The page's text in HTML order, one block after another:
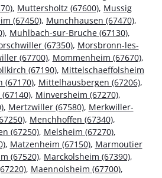
, Muttersholtz (67600), Mussig
(67450), Munchhausen (67470),
, Muhlbach-sur-Bruche (67130),
(67350), Morsbronn-les-
(67700), Mommenheim (67670),
(67190), Mittelschaeffolsheim
(67170), Mittelhausbergen (67206),
, Minversheim (67270),
, Mertzwiller (67580), Merkwiller-
, Menchhoffen (67340),
(67250), Melsheim (67270),
, Matzenheim (67150), Marmoutier
(67520), Marckolsheim (67390),
, Maennolsheim (67700),